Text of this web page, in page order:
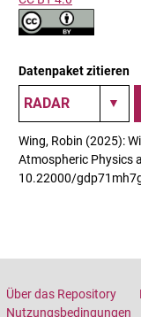
Datenpaket zitieren
Wing, Robin (2025):
Atmospheric Physics
10.22000/
Über das Repository
Nutzungsbedingungen